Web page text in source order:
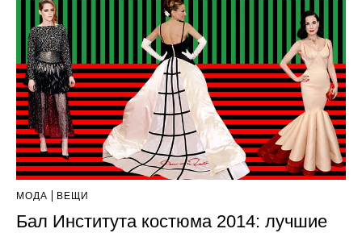
МОДА ВЕЩИ
Бал Института костюма 2014: лучшие